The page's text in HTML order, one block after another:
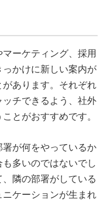
ーケティング、採用
かけに新しい案内が
あります。それぞれ
チできるよう、社外
とがおすすめです。
が何をやっているか
多いのではないでし
隣の部署がしている
ケーションが生まれ